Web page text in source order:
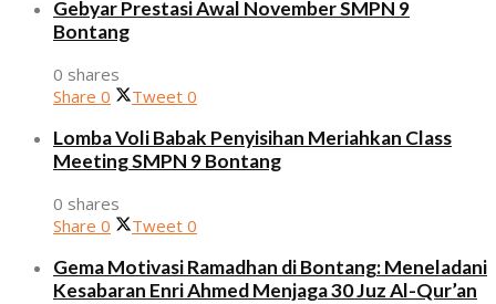
Gebyar Prestasi Awal November SMPN 9
Bontang
0 shares
Share 0 Tweet 0
Lomba Voli Babak Penyisihan Meriahkan Class
Meeting SMPN 9 Bontang
0 shares
Share 0 Tweet 0
Gema Motivasi Ramadhan di Bontang: Meneladani
Kesabaran Enri Ahmed Menjaga 30 Juz Al-Qur’an